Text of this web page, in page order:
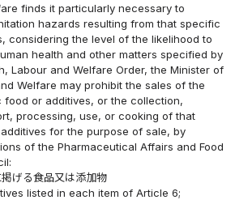
finds it particularly necessary to
hazards resulting from that specific
considering the level of the likelihood to
health and other matters specified by
Labour and Welfare Order, the Minister of
Welfare may prohibit the sales of the
food or additives, or the collection,
processing, use, or cooking of that
for the purpose of sale, by
of the Pharmaceutical Affairs and Food
げる食品又は添加物
listed in each item of Article 6;